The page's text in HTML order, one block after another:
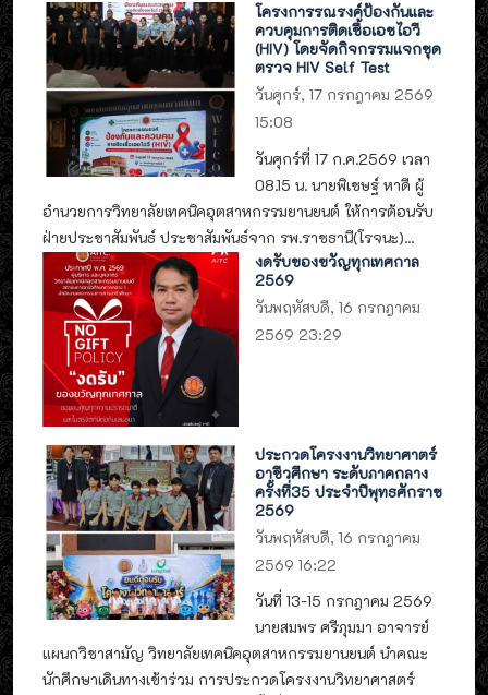
โครงการรณรงค์ป้องกันและ
ควบคุมการติดเชื้อเอชไอวี
(HIV) โดยจัดกิจกรรมแจกชุด
ตรวจ HIV Self Test
วันศุกร์, 17 กรกฎาคม 2569
15:08
วันศุกร์ที่ 17 ก.ค.2569 เวลา
08.15 น. นายพิเชษฐ์ หาดี ผู้
อำนวยการวิทยาลัยเทคนิคอุตสาหกรรมยานยนต์ ให้การต้อนรับ
ฝ่ายประชาสัมพันธ์ ประชาสัมพันธ์จาก รพ.ราชธานี(โรจนะ)...
งดรับของขวัญทุกเทศกาล
2569
วันพฤหัสบดี, 16 กรกฎาคม
2569 23:29
ประกวดโครงงานวิทยาศาตร์
อาชีวศึกษา ระดับภาคกลาง
ครั้งที่35 ประจำปีพุทธศักราช
2569
วันพฤหัสบดี, 16 กรกฎาคม
2569 16:22
วันที่ 13-15 กรกฎาคม 2569
นายสมพร ศรีภุมมา อาจารย์
แผนกวิชาสามัญ วิทยาลัยเทคนิคอุตสาหกรรมยานยนต์ นำคณะ
นักศึกษาเดินทางเข้าร่วม การประกวดโครงงานวิทยาศาสตร์